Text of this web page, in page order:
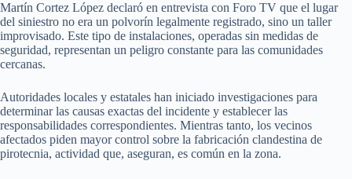
Martín Cortez López declaró en entrevista con Foro TV que el lugar
del siniestro no era un polvorín legalmente registrado, sino un taller
improvisado. Este tipo de instalaciones, operadas sin medidas de
seguridad, representan un peligro constante para las comunidades
cercanas.
Autoridades locales y estatales han iniciado investigaciones para
determinar las causas exactas del incidente y establecer las
responsabilidades correspondientes. Mientras tanto, los vecinos
afectados piden mayor control sobre la fabricación clandestina de
pirotecnia, actividad que, aseguran, es común en la zona.